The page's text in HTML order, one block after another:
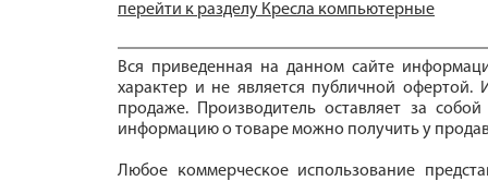
перейти к разделу Кресла компьютерные
Вся приведенная на данном сайте
характер и не является публичной офертой.
продаже. Производитель оставляет за
информацию о товаре можно получить у
Любое коммерческое использование